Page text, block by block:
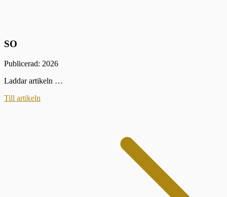
SO
Publicerad: 2026
Laddar artikeln …
Till artikeln